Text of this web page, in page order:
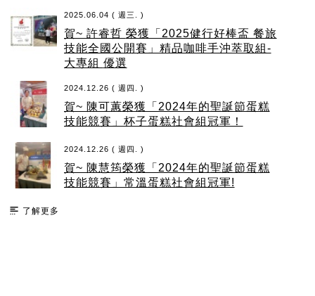
2025.06.04 ( 週三. )
賀~ 許睿哲 榮獲「2025健行好棒盃 餐旅
技能全國公開賽」精品咖啡手沖萃取組-
大專組 優選
2024.12.26 ( 週四. )
賀~ 陳可蕙榮獲「2024年的聖誕節蛋糕
技能競賽」杯子蛋糕社會組冠軍！
2024.12.26 ( 週四. )
賀~ 陳慧筠榮獲「2024年的聖誕節蛋糕
技能競賽」常溫蛋糕社會組冠軍!
了解更多